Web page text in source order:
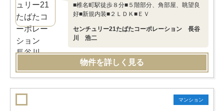
■椎名町駅徒歩８分■５階部分、角部屋、眺望良
好■新規内装■２ＬＤＫ■ＥＶ
センチュリー21たばたコーポレーション 長谷
川 浩二
物件を詳しく見る
マンション